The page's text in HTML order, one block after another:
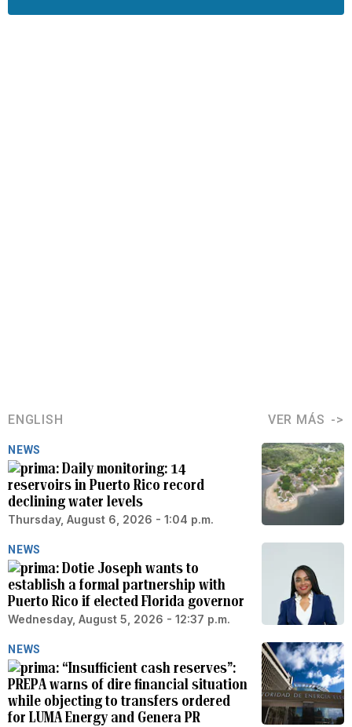
ENGLISH VER MÁS
NEWS
Daily monitoring: 14
reservoirs in Puerto Rico record
declining water levels
Thursday, August 6, 2026 - 1:04 p.m.
NEWS
Dotie Joseph wants to
establish a formal partnership with
Puerto Rico if elected Florida governor
Wednesday, August 5, 2026 - 12:37 p.m.
NEWS
“Insufficient cash reserves”:
PREPA warns of dire financial situation
while objecting to transfers ordered
for LUMA Energy and Genera PR